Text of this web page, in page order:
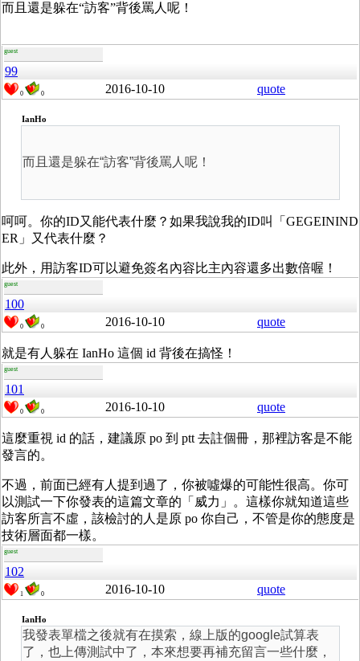
而且還是躲在“訪客”背後罵人呢！
guest
99
0 0 2016-10-10 quote
IanHo
而且還是躲在“訪客”背後罵人呢！
呵呵。你的ID又能代表什麼？如果我說我的ID叫「GEGEININD
ER」又代表什麼？
此外，用訪客ID可以避免簽名內容比主內容還多出數倍喔！
guest
100
0 0 2016-10-10 quote
就是有人躲在 IanHo 這個 id 背後在搞怪！
guest
101
0 0 2016-10-10 quote
這麼重視 id 的話，建議原 po 到 ptt 去註個冊，那裡訪客是不能
發言的。
不過，前面已經有人提到過了，你被噓爆的可能性很高。你可
以測試一下你發表的這篇文章的「威力」。這樣你就知道這些
訪客所言不虛，該檢討的人是原 po 你自己，不管是你的態度是
技術層面都一樣。
guest
102
1 0 2016-10-10 quote
IanHo
我發表單檔之後就有在摸索，線上版的google試算表
了，也上傳測試中了，本來想要再補充留言一些什麼，